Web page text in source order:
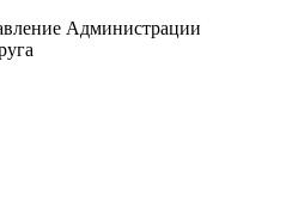
Администрации